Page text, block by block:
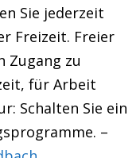
Sie jederzeit
Freizeit. Freier
Zugang zu
für Arbeit
Schalten Sie ein
–